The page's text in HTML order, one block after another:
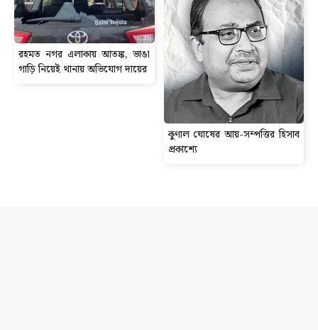
রহমত নগর এলাকায় আতঙ্ক, ভাঙা
গাড়ি নিয়েই থানায় অভিযোগ দায়ের
কুণাল ঘোষের আয়-সম্পত্তির হিসাব
প্রকাশ্যে